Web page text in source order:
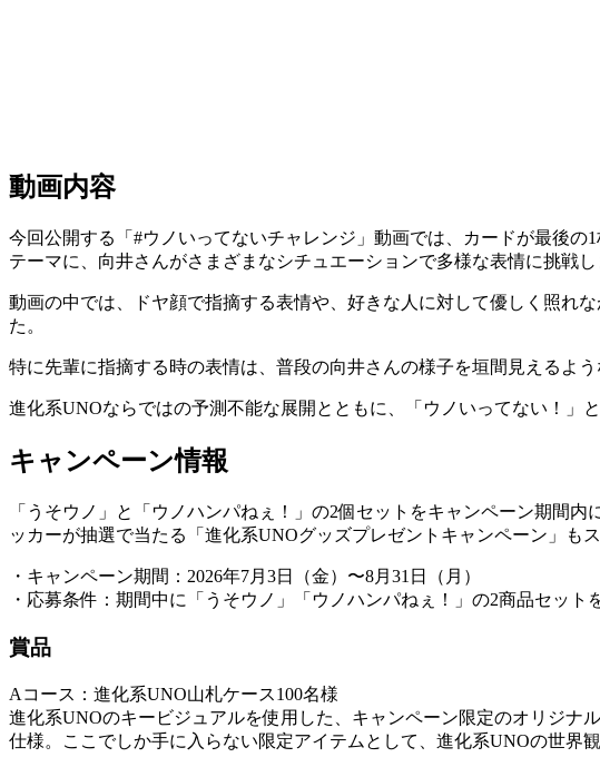
動画内容
今回公開する「#ウノいってないチャレンジ」動画では、カードが最後
テーマに、向井さんがさまざまなシチュエーションで多様な表情に挑戦し
動画の中では、ドヤ顔で指摘する表情や、好きな人に対して優しく照れ
た。
特に先輩に指摘する時の表情は、普段の向井さんの様子を垣間見えるよう
進化系UNOならではの予測不能な展開とともに、「ウノいってない！」
キャンペーン情報
「うそウノ」と「ウノハンパねぇ！」の2個セットをキャンペーン期間
ッカーが抽選で当たる「進化系UNOグッズプレゼントキャンペーン」も
・キャンペーン期間：2026年7月3日（金）〜8月31日（月）
・応募条件：期間中に「うそウノ」「ウノハンパねぇ！」の2商品セッ
賞品
Aコース：進化系UNO山札ケース100名様
進化系UNOのキービジュアルを使用した、キャンペーン限定のオリジナ
仕様。ここでしか手に入らない限定アイテムとして、進化系UNOの世界観